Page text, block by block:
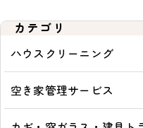
カテゴリ
ハウスクリーニング
空き家管理サービス